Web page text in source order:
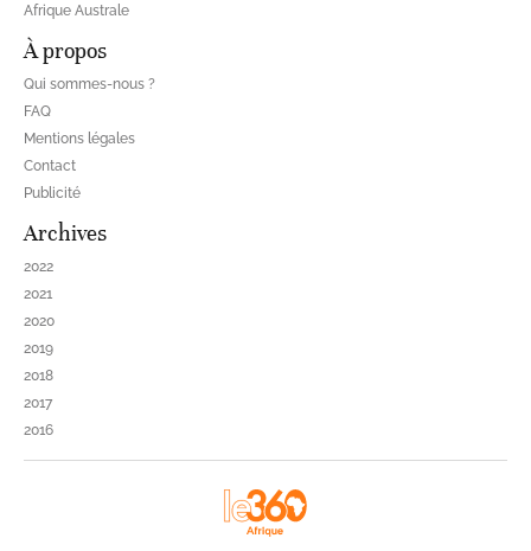
Afrique Australe
À propos
Qui sommes-nous ?
FAQ
Mentions légales
Contact
Publicité
Archives
2022
2021
2020
2019
2018
2017
2016